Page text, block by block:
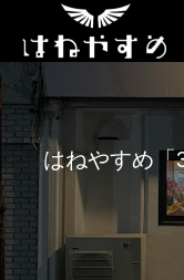
はねやすめ「